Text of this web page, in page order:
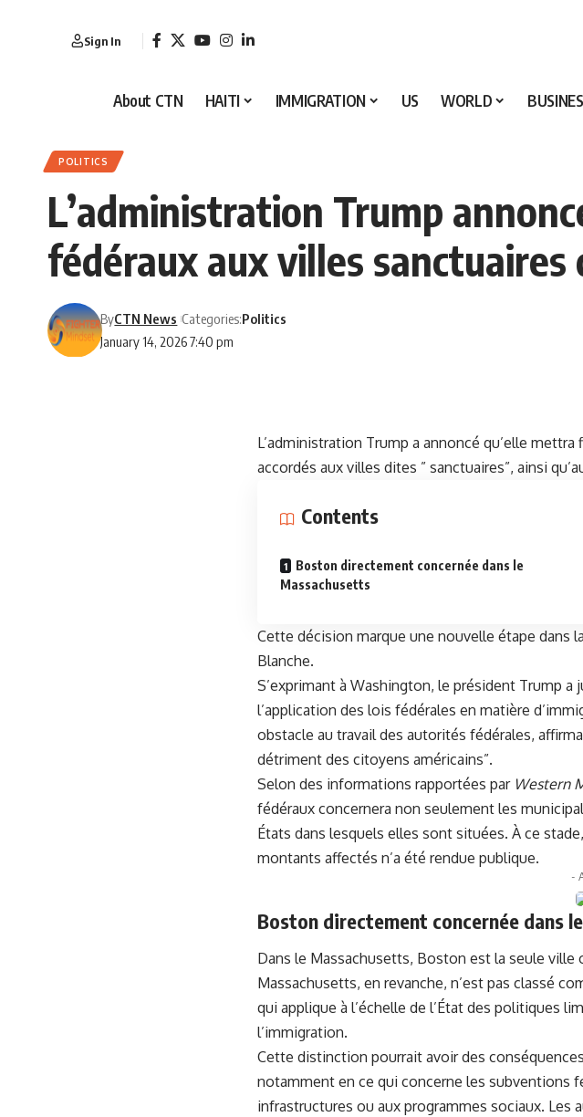
Sign In
About CTN HAITI IMMIGRATION US WORLD
POLITICS
L’administration Trump
fédéraux aux villes sanctuaires
January 14, 2026 7:40 pm
ByCTN News Categories:Politics
L’administration Trump a annoncé qu’elle
accordés aux villes dites ” sanctuaires”, ainsi
Contents
Boston directement concernée dans le
Massachusetts
Cette décision marque une nouvelle étape dans
Blanche.
S’exprimant à Washington, le président Trump
l’application des lois fédérales en matière
obstacle au travail des autorités fédérales,
détriment des citoyens américains”.
Selon des informations rapportées par Western
fédéraux concernera non seulement les
États dans lesquels elles sont situées. À ce
montants affectés n’a été rendue publique.
-
Boston directement concernée dans
Dans le Massachusetts, Boston est la seule
Massachusetts, en revanche, n’est pas classé
qui applique à l’échelle de l’État des politiques
l’immigration.
Cette distinction pourrait avoir des
notamment en ce qui concerne les subventions
infrastructures ou aux programmes sociaux. Les